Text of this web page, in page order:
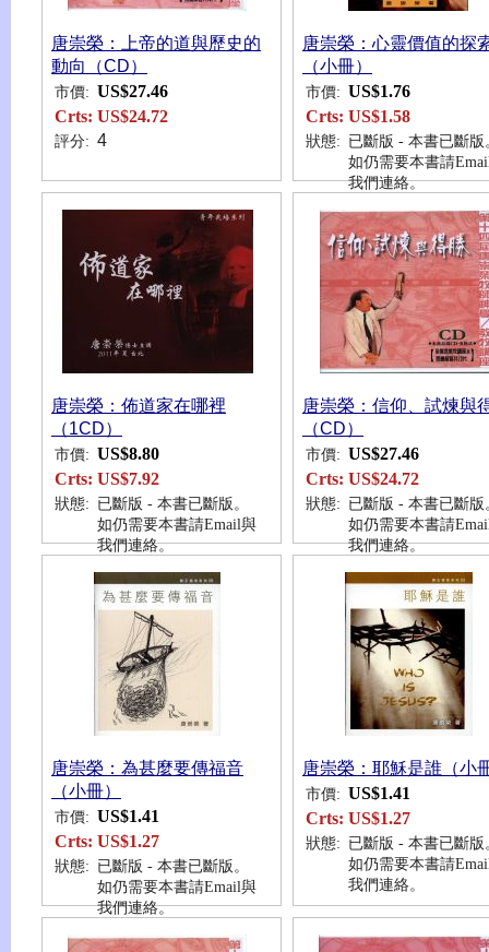
唐崇榮：上帝的道與歷史的
動向（CD）
市價: US$27.46
Crts: US$24.72
評分: 4
唐崇榮：心靈價值的探
（小冊）
市價: US$1.76
Crts: US$1.58
狀態: 已斷版 - 本書已斷版
如仍需要本書請
我們連絡。
唐崇榮：佈道家在哪裡
（1CD）
市價: US$8.80
Crts: US$7.92
狀態: 已斷版 - 本書已斷版。
如仍需要本書請Email與
我們連絡。
唐崇榮：信仰、試煉與
（CD）
市價: US$27.46
Crts: US$24.72
狀態: 已斷版 - 本書已斷版
如仍需要本書請
我們連絡。
唐崇榮：為甚麼要傳福音
（小冊）
市價: US$1.41
Crts: US$1.27
狀態: 已斷版 - 本書已斷版。
如仍需要本書請Email與
我們連絡。
唐崇榮：耶穌是誰（小
市價: US$1.41
Crts: US$1.27
狀態: 已斷版 - 本書已斷版
如仍需要本書請
我們連絡。